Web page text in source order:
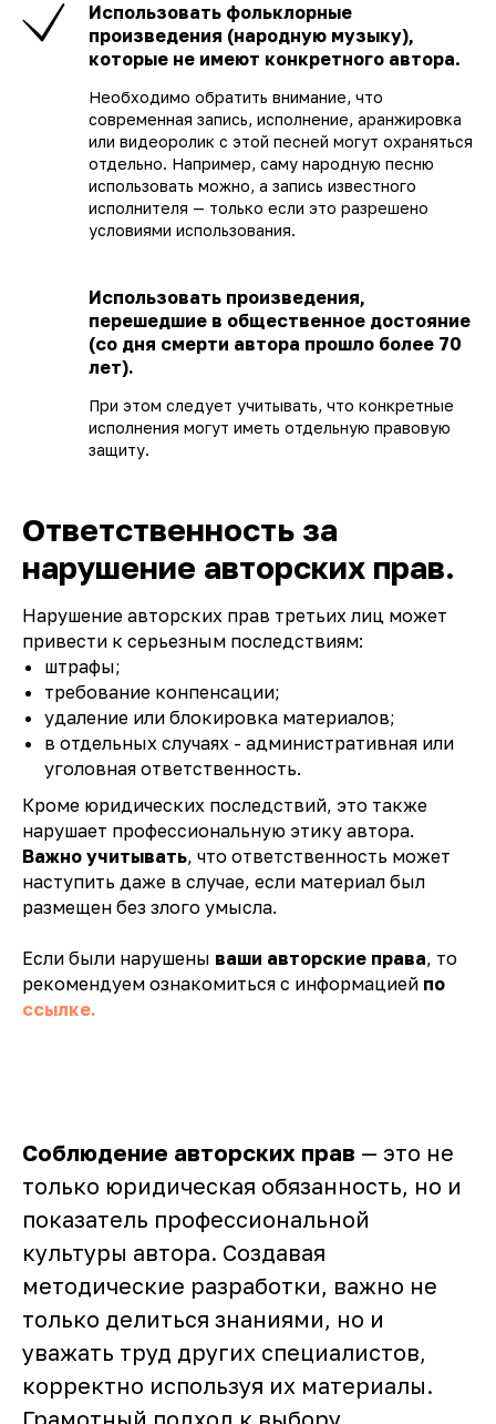
Использовать фольклорные
произведения (народную музыку),
которые не имеют конкретного автора.
Необходимо обратить внимание, что
современная запись, исполнение, аранжировка
или видеоролик с этой песней могут охраняться
отдельно. Например, саму народную песню
использовать можно, а запись известного
исполнителя — только если это разрешено
условиями использования.
Использовать произведения,
перешедшие в общественное достояние
(со дня смерти автора прошло более 70
лет).
При этом следует учитывать, что конкретные
исполнения могут иметь отдельную правовую
защиту.
Ответственность за
нарушение авторских прав.
Нарушение авторских прав третьих лиц может
привести к серьезным последствиям:
штрафы;
требование конпенсации;
удаление или блокировка материалов;
в отдельных случаях - административная или
уголовная ответственность.
Кроме юридических последствий, это также
нарушает профессиональную этику автора.
Важно учитывать, что ответственность может
наступить даже в случае, если материал был
размещен без злого умысла.
Если были нарушены ваши авторские права, то
рекомендуем ознакомиться с информацией по
ссылке.
Соблюдение авторских прав — это не
только юридическая обязанность, но и
показатель профессиональной
культуры автора. Создавая
методические разработки, важно не
только делиться знаниями, но и
уважать труд других специалистов,
корректно используя их материалы.
Грамотный подход к выбору